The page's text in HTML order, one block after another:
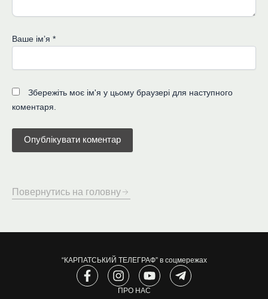
Ваше імʼя *
Збережіть моє ім'я у цьому браузері для наступного
коментаря.
Повернутись на головну
“КАРПАТСЬКИЙ ТЕЛЕГРАФ” в соцмережах
F
a
I
n
s
Y
o
u
T
e
ПРО НАС